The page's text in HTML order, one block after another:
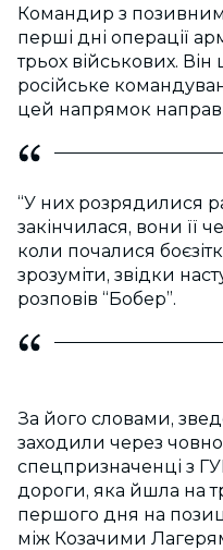
Командир з
перші дні операції
трьох військових.
російське
цей напрямок
“У них розрядилися
закінчилася, вони її
коли почалися
зрозуміти, звідки
розповів “Бобер”.
За його словами,
заходили через
спецпризначенці з
дороги, яка йшла на
першого дня на
між Козачими